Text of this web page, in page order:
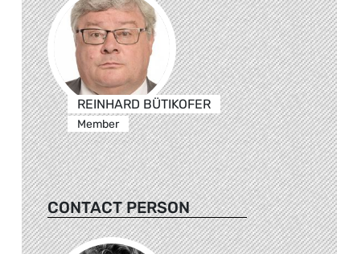
REINHARD BÜTIKOFER
Member
CONTACT PERSON